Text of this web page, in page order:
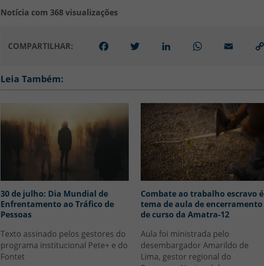
Notícia com 368 visualizações
COMPARTILHAR: Facebook Twitter LinkedIn WhatsApp
Leia Também:
30 de julho: Dia Mundial de
Enfrentamento ao Tráfico de
Pessoas
Texto assinado pelos gestores do
programa institucional Pete+ e do
Fontet
Combate ao trabalho escravo é
tema de aula de encerramento
de curso da Amatra-12
Aula foi ministrada pelo
desembargador Amarildo de
Lima, gestor regional do